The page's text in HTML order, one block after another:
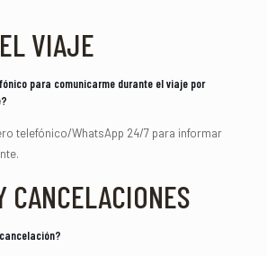
VIAJE
para comunicarme durante el viaje por
telefónico/WhatsApp 24/7 para informar
CANCELACIONES